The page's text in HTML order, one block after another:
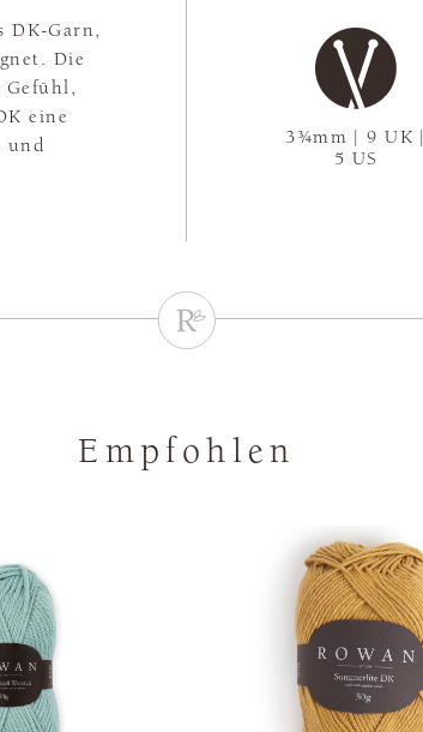
DK-Garn,
Die
Gefühl,
eine
und
3¾mm | 9 UK |
5 US
Empfohlen